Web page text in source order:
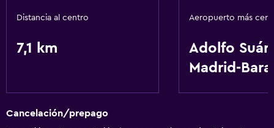
Distancia al centro
7,1 km
Aeropuerto más
Adolfo
Madrid-
Cancelación/prepago